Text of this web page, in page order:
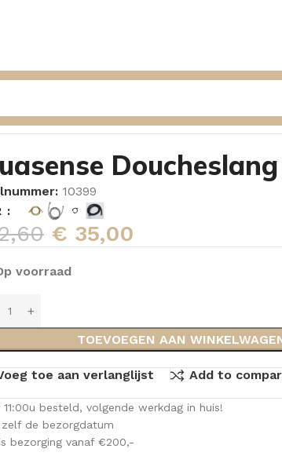
RVS
10399
€ 35,00
voorraad
TOEVOEGEN AAN
toe aan verlanglijst Add to
11:00u besteld, volgende werkdag in huis!
zelf de bezorgdatum
bezorging vanaf €200,-